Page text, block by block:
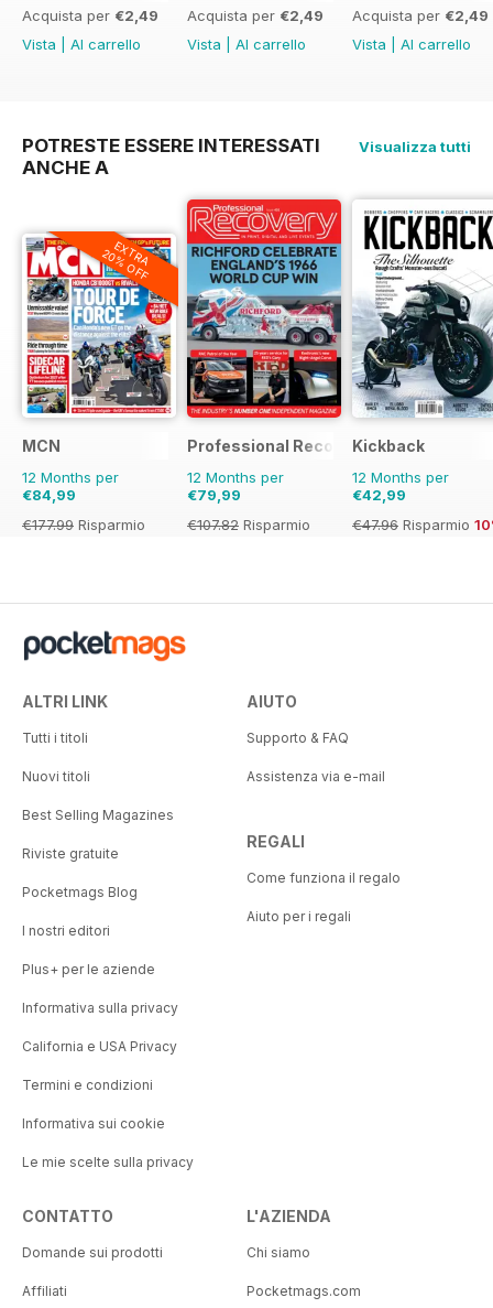
Acquista per €2,49
Vista
Al carrello
Acquista per €2,49
Vista
Al carrello
Acquista per €2,49
Vista
Al carrello
POTRESTE ESSERE INTERESSATI
ANCHE A
Visualizza tutti
EXTRA
20% OFF
MCN
12 Months per
€84,99
€177.99 Risparmio
Professional Recovery Magazine
12 Months per
€79,99
€107.82 Risparmio
Kickback
12 Months per
€42,99
€47.96 Risparmio
ALTRI LINK
Tutti i titoli
Nuovi titoli
Best Selling Magazines
Riviste gratuite
Pocketmags Blog
I nostri editori
Plus+ per le aziende
Informativa sulla privacy
California e USA Privacy
Termini e condizioni
Informativa sui cookie
Le mie scelte sulla privacy
AIUTO
Supporto & FAQ
Assistenza via e-mail
REGALI
Come funziona il regalo
Aiuto per i regali
CONTATTO
Domande sui prodotti
Affiliati
L'AZIENDA
Chi siamo
Pocketmags.com